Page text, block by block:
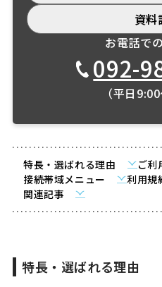
資料
お電話で
092-
（平日
特長・選ばれる理由
ご利
接続帯域メニュー
利用規
関連記事
特長・選ばれる理由